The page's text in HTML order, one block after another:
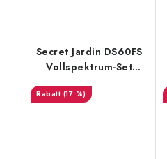
Secret Jardin DS60FS
Vollspektrum-Set
100W
(17 %)